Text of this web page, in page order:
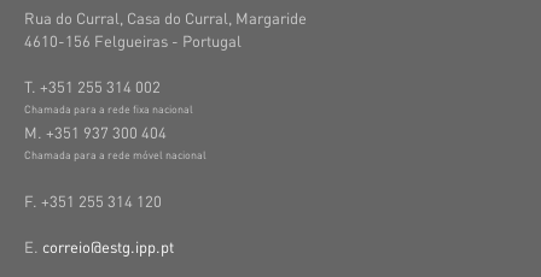
Rua do Curral, Casa do Curral, Margaride
4610-156 Felgueiras - Portugal
T. +351 255 314 002
Chamada para a rede fixa nacional
M. +351 937 300 404
Chamada para a rede móvel nacional
F. +351 255 314 120
E. correio@estg.ipp.pt